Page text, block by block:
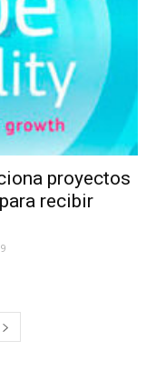
proyectos
recibir